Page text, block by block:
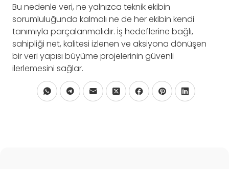
Bu nedenle veri, ne yalnızca teknik ekibin
sorumluluğunda kalmalı ne de her ekibin kendi
tanımıyla parçalanmalıdır. İş hedeflerine bağlı,
sahipliği net, kalitesi izlenen ve aksiyona dönüşen
bir veri yapısı büyüme projelerinin güvenli
ilerlemesini sağlar.